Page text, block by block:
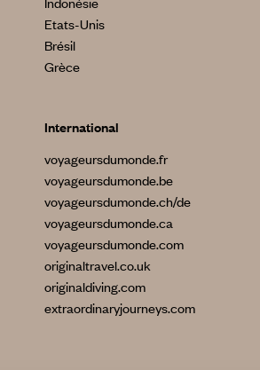
Etats-Unis
Brésil
Grèce
International
voyageursdumonde.fr
voyageursdumonde.be
voyageursdumonde.ch/de
voyageursdumonde.ca
voyageursdumonde.com
originaltravel.co.uk
originaldiving.com
extraordinaryjourneys.com